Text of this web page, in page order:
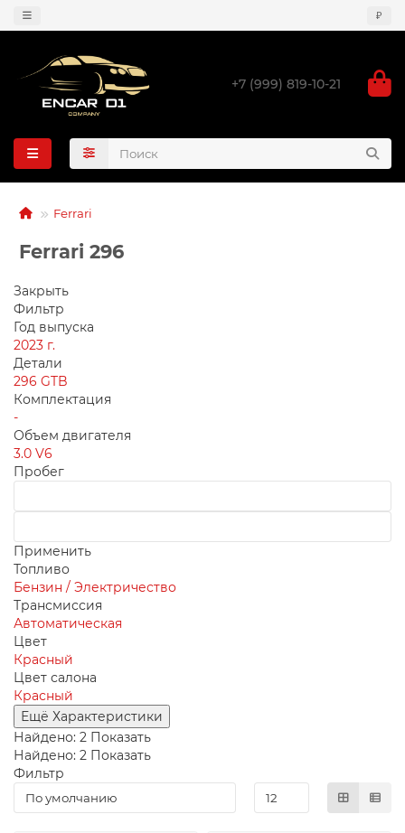
₽
+7 (999) 819-10-21
Ferrari
Ferrari 296
Закрыть
Фильтр
Год выпуска
2023 г.
Детали
296 GTB
Комплектация
-
Объем двигателя
3.0 V6
Пробег
Применить
Топливо
Бензин / Электричество
Трансмиссия
Автоматическая
Цвет
Красный
Цвет салона
Красный
Ещё Характеристики
Найдено: 2 Показать
Найдено: 2 Показать
Фильтр